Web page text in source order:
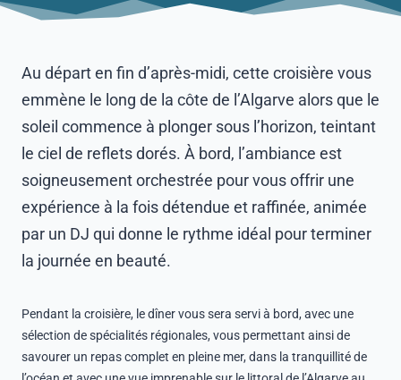
Au départ en fin d’après-midi, cette croisière vous
emmène le long de la côte de l’Algarve alors que le
soleil commence à plonger sous l’horizon, teintant
le ciel de reflets dorés. À bord, l’ambiance est
soigneusement orchestrée pour vous offrir une
expérience à la fois détendue et raffinée, animée
par un DJ qui donne le rythme idéal pour terminer
la journée en beauté.
Pendant la croisière, le dîner vous sera servi à bord, avec une
sélection de spécialités régionales, vous permettant ainsi de
savourer un repas complet en pleine mer, dans la tranquillité de